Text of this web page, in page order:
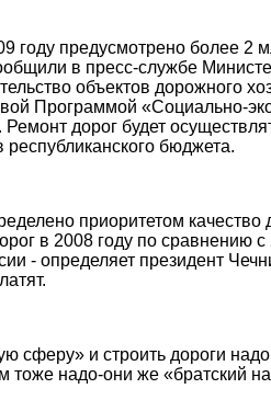
году предусмотрено более 2
в пресс-службе
объектов дорожного
Программой «Социально-
дорог будет
бюджета.
приоритетом качество
в 2008 году по сравнению
- определяет президент
сферу» и строить дороги
тоже надо-они же «братский